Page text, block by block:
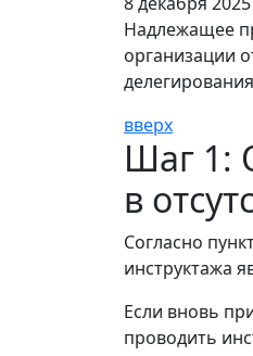
Надлежащее
организации
вверх
Шаг 1:
в
Согласно
инструктажа
Если вновь
проводить